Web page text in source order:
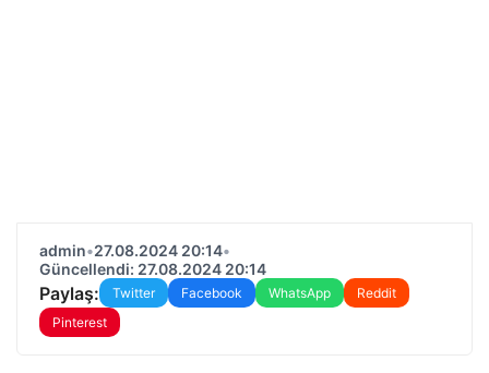
admin•27.08.2024 20:14•
Güncellendi: 27.08.2024 20:14
Paylaş: Twitter Facebook WhatsApp
Reddit
Pinterest